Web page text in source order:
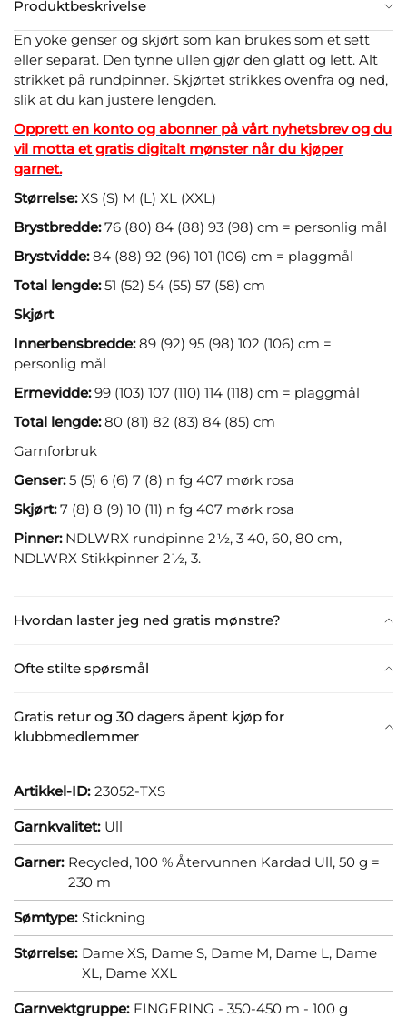
Produktbeskrivelse
Hvordan laster jeg ned gratis mønstre?
Ofte stilte spørsmål
Gratis retur og 30 dagers åpent kjøp for
klubbmedlemmer
En yoke genser og skjørt som kan brukes som et sett
eller separat. Den tynne ullen gjør den glatt og lett. Alt
strikket på rundpinner. Skjørtet strikkes ovenfra og ned,
slik at du kan justere lengden.
Opprett en konto og abonner på vårt nyhetsbrev og du
vil motta et gratis digitalt mønster når du kjøper
garnet.
Størrelse:XS (S) M (L) XL (XXL)
Brystbredde:76 (80) 84 (88) 93 (98) cm = personlig mål
Brystvidde:84 (88) 92 (96) 101 (106) cm = plaggmål
Total lengde:51 (52) 54 (55) 57 (58) cm
Skjørt
Innerbensbredde:89 (92) 95 (98) 102 (106) cm =
personlig mål
Ermevidde:99 (103) 107 (110) 114 (118) cm = plaggmål
Total lengde:80 (81) 82 (83) 84 (85) cm
Garnforbruk
Genser:5 (5) 6 (6) 7 (8) n fg 407 mørk rosa
Skjørt:7 (8) 8 (9) 10 (11) n fg 407 mørk rosa
Pinner:NDLWRX rundpinne 2½, 3 40, 60, 80 cm,
NDLWRX Stikkpinner 2½, 3.
Artikkel-ID: 23052-TXS
Garnkvalitet: Ull
Garner: Recycled, 100 % Återvunnen Kardad Ull, 50 g =
230 m
Sømtype: Stickning
Størrelse: Dame XS, Dame S, Dame M, Dame L, Dame
XL, Dame XXL
Garnvektgruppe: FINGERING - 350-450 m - 100 g